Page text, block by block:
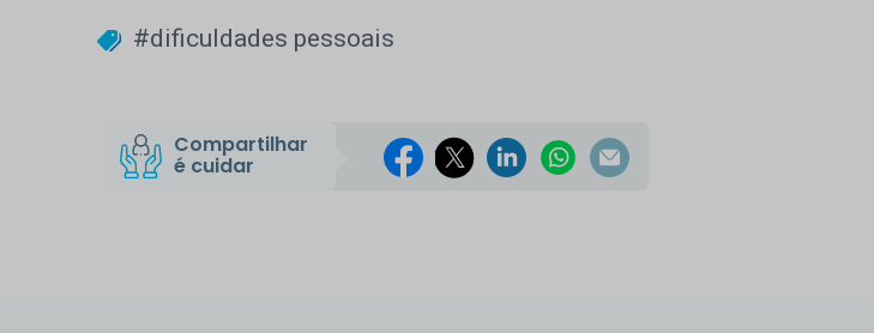
#dificuldades pessoais
Compartilhar
é cuidar